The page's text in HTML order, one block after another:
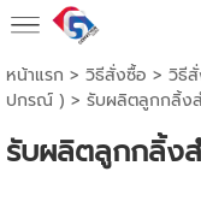
หน้าแรก > วิธีสั่งซื้อ > วิธี
ปกรณ์ ) > รับผลิตลูกกลิ้ง
รับผลิตลูกกลิ้ง